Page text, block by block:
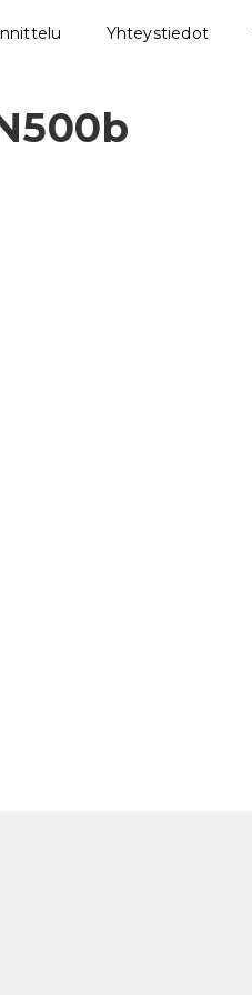
Yhteystiedot